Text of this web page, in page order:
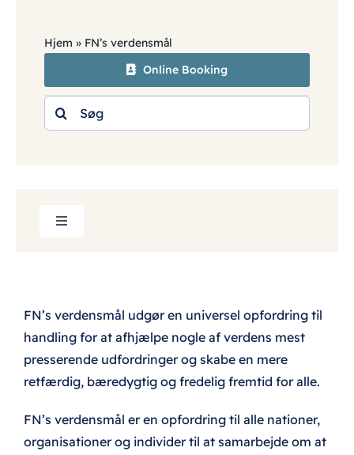
Om os
Hjem » FN’s verdensmål
Online Booking
Søg
efter:
Toggle
FAQ – Ofte stillede spørgsmål
Faciliteter
Ribehallen
FN’s verdensmål udgør en universel opfordring til
handling for at afhjælpe nogle af verdens mest
presserende udfordringer og skabe en mere
retfærdig, bæredygtig og fredelig fremtid for alle.
FN’s verdensmål er en opfordring til alle nationer,
organisationer og individer til at samarbejde om at